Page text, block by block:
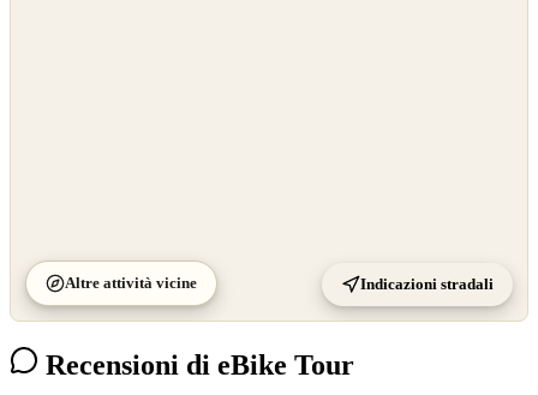
Altre attività vicine Indicazioni stradali
Recensioni di eBike Tour